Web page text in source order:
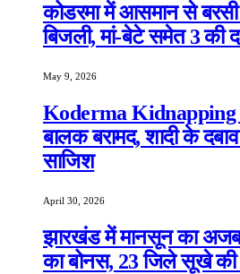
कोडरमा में आसमान से बरसी
बिजली, मां-बेटे समेत 3 की
May 9, 2026
Koderma Kidnapping
बालक बरामद, शादी के
साजिश
April 30, 2026
झारखंड में मानसून का अजब
का बोनस, 23 जिले सूखे की